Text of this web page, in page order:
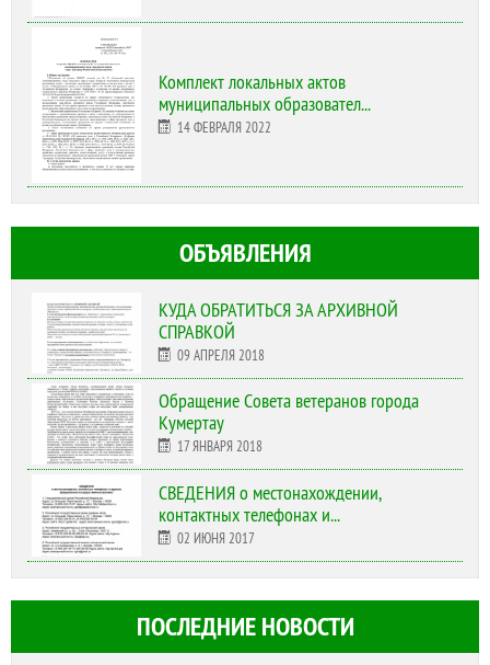
Комплект локальных актов
муниципальных образовател...
14 ФЕВРАЛЯ 2022
ОБЪЯВЛЕНИЯ
КУДА ОБРАТИТЬСЯ ЗА АРХИВНОЙ
СПРАВКОЙ
09 АПРЕЛЯ 2018
Обращение Совета ветеранов города
Кумертау
17 ЯНВАРЯ 2018
СВЕДЕНИЯ о местонахождении,
контактных телефонах и...
02 ИЮНЯ 2017
ПОСЛЕДНИЕ НОВОСТИ